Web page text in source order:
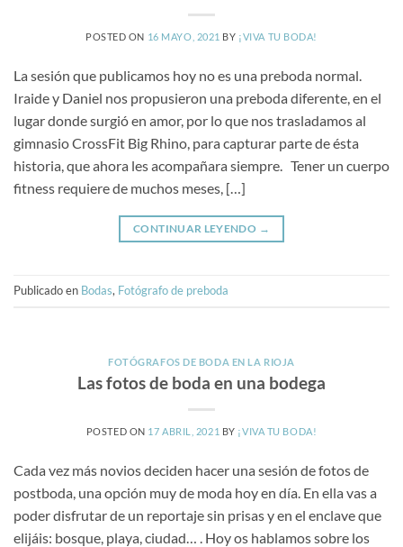
POSTED ON 16 MAYO, 2021 BY ¡VIVA TU BODA!
La sesión que publicamos hoy no es una preboda normal.
Iraide y Daniel nos propusieron una preboda diferente, en el
lugar donde surgió en amor, por lo que nos trasladamos al
gimnasio CrossFit Big Rhino, para capturar parte de ésta
historia, que ahora les acompañara siempre. Tener un cuerpo
fitness requiere de muchos meses, […]
CONTINUAR LEYENDO →
Publicado en Bodas, Fotógrafo de preboda
FOTÓGRAFOS DE BODA EN LA RIOJA
Las fotos de boda en una bodega
POSTED ON 17 ABRIL, 2021 BY ¡VIVA TU BODA!
Cada vez más novios deciden hacer una sesión de fotos de
postboda, una opción muy de moda hoy en día. En ella vas a
poder disfrutar de un reportaje sin prisas y en el enclave que
elijáis: bosque, playa, ciudad… . Hoy os hablamos sobre los